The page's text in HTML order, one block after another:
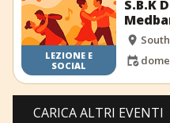
LEZIONE E
SOCIAL
S.B.K
CARICA ALTRI EVENTI